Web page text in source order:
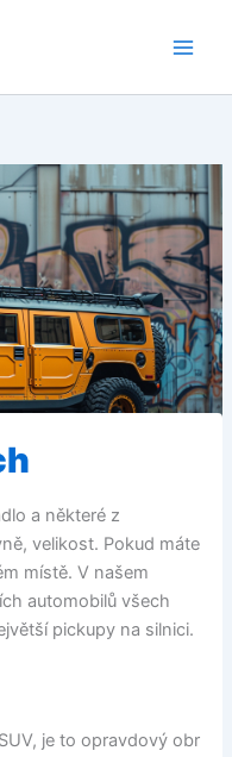
a některé z
velikost. Pokud máte
místě. V našem
automobilů všech
pickupy na silnici.
je to opravdový obr